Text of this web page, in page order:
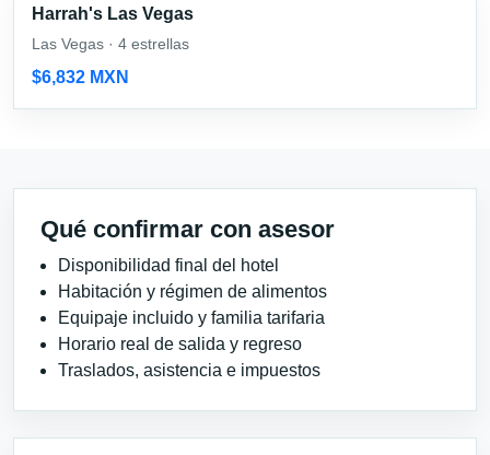
Harrah's Las Vegas
Las Vegas · 4 estrellas
$6,832 MXN
Qué confirmar con asesor
Disponibilidad final del hotel
Habitación y régimen de alimentos
Equipaje incluido y familia tarifaria
Horario real de salida y regreso
Traslados, asistencia e impuestos